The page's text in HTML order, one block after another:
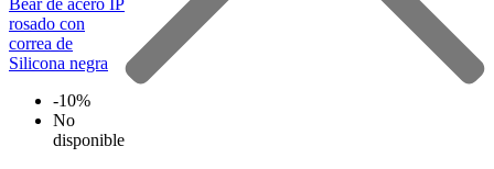
-10%
No
disponible